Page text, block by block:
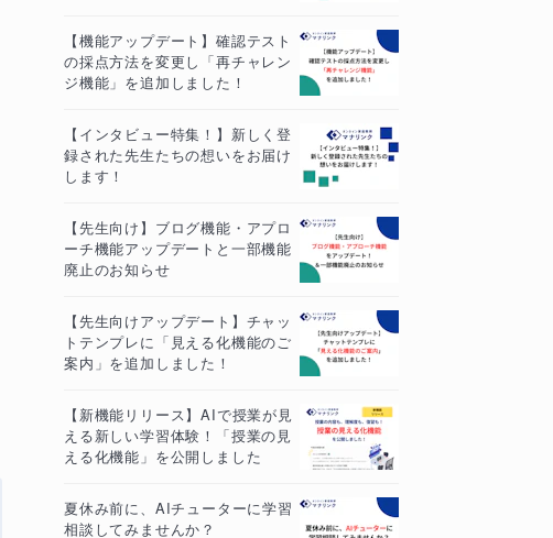
【機能アップデート】確認テスト
の採点方法を変更し「再チャレン
ジ機能」を追加しました！
【インタビュー特集！】新しく登
録された先生たちの想いをお届け
します！
【先生向け】ブログ機能・アプロ
ーチ機能アップデートと一部機能
廃止のお知らせ
【先生向けアップデート】チャッ
トテンプレに「見える化機能のご
案内」を追加しました！
【新機能リリース】AIで授業が見
える新しい学習体験！「授業の見
える化機能」を公開しました
夏休み前に、AIチューターに学習
相談してみませんか？